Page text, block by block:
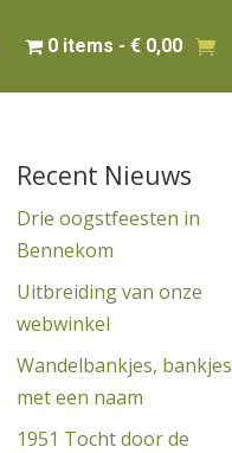
0 items € 0,00
Recent Nieuws
Drie oogstfeesten in
Bennekom
Uitbreiding van onze
webwinkel
Wandelbankjes, bankjes
met een naam
1951 Tocht door de